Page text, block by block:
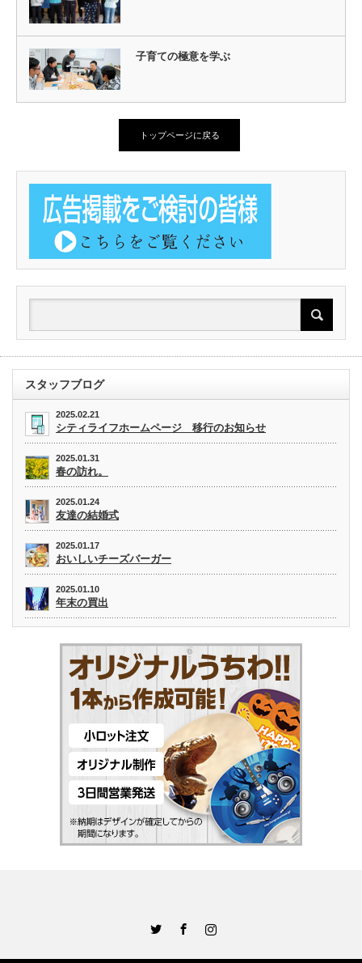
子育ての極意を学ぶ
トップページに戻る
スタッフブログ
2025.02.21
シティライフホームページ 移行のお知らせ
2025.01.31
春の訪れ。
2025.01.24
友達の結婚式
2025.01.17
おいしいチーズバーガー
2025.01.10
年末の買出